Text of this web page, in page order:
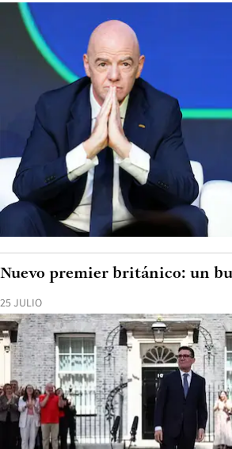
25 JULIO
Nuevo premier británico: un